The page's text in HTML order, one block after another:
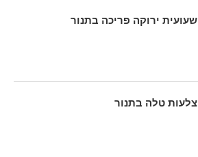
שעועית ירוקה פריכה בתנור
צלעות טלה בתנור